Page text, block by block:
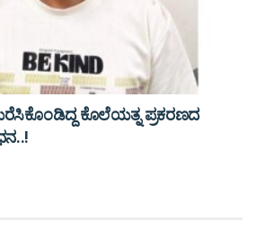
ಕೊಲೆಯತ್ನ ಪ್ರಕರಣದ